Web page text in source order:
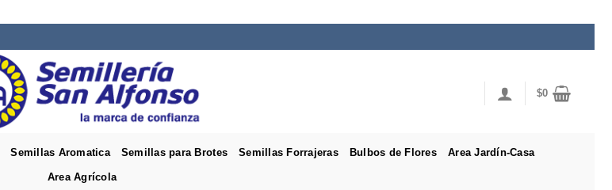
$0
Semillas Aromatica Semillas para Brotes Semillas Forrajeras Bulbos de Flores Area Jardín-Casa
Area Agrícola